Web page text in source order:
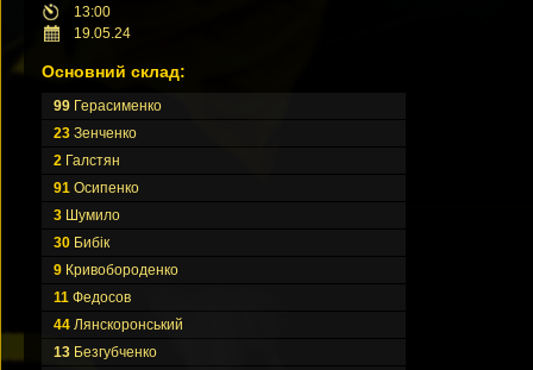
13:00
19.05.24
Основний склад:
99 Герасименко
23 Зенченко
2 Галстян
91 Осипенко
3 Шумило
30 Бибік
9 Кривобороденко
11 Федосов
44 Лянскоронський
13 Безгубченко